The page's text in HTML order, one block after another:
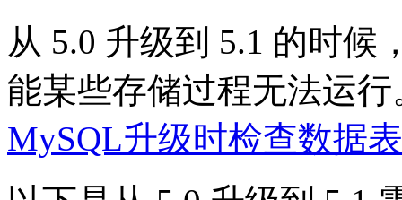
从 5.0 升级到 5.1 的时候
能某些存储过程无法运
MySQL升级时检查数据表